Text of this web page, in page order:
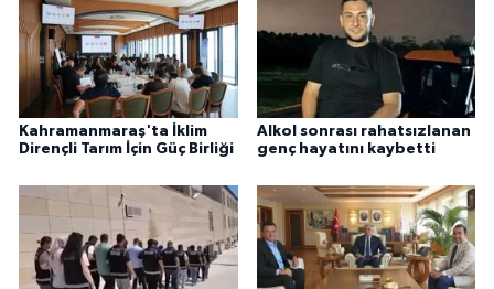
Kahramanmaraş'ta İklim
Dirençli Tarım İçin Güç Birliği
Alkol sonrası rahatsızlanan
genç hayatını kaybetti